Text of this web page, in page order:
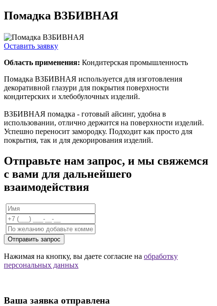
Помадка ВЗБИВНАЯ
Оставить заявку
Область применения: Кондитерская промышленность
Помадка ВЗБИВНАЯ используется для изготовления
декоративной глазури для покрытия поверхности
кондитерских и хлебобулочных изделий.
ВЗБИВНАЯ помадка - готовый айсинг, удобна в
использовании, отлично держится на поверхности изделий.
Успешно переносит замородку. Подходит как просто для
покрытия, так и для декорирования изделий.
Отправьте нам запрос, и мы свяжемся
с вами для дальнейшего
взаимодействия
Отправить запрос
Нажимая на кнопку, вы даете согласие на обработку
персональных данных
Ваша заявка отправлена